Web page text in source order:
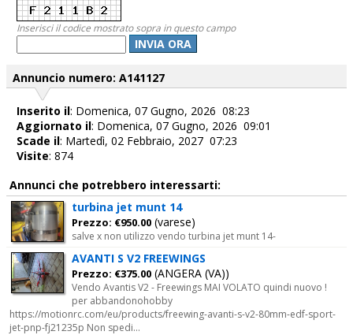
Inserisci il codice mostrato sopra in questo campo
INVIA ORA
Annuncio numero: A141127
Inserito il: Domenica, 07 Gugno, 2026 08:23
Aggiornato il: Domenica, 07 Gugno, 2026 09:01
Scade il: Martedì, 02 Febbraio, 2027 07:23
Visite: 874
Annunci che potrebbero interessarti:
turbina jet munt 14
Prezzo: €950.00 (varese)
salve x non utilizzo vendo turbina jet munt 14-
AVANTI S V2 FREEWINGS
Prezzo: €375.00 (ANGERA (VA))
Vendo Avantis V2 - Freewings MAI VOLATO quindi nuovo !
per abbandonohobby
https://motionrc.com/eu/products/freewing-avanti-s-v2-80mm-edf-sport-
jet-pnp-fj21235p Non spedi...